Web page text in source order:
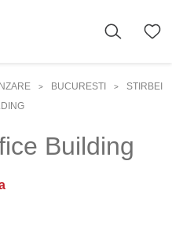
> BUCURESTI >
STIRBEI
Building